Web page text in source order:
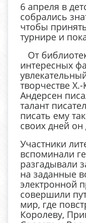
6 апреля в
собрались
чтобы
турнире и
От
интересных
творчестве
Андерсен
талант
писать ему
своих дней
Участники
вспоминали
разгадывали
на заданные
электронной
совершили
мир, где
Королеву,